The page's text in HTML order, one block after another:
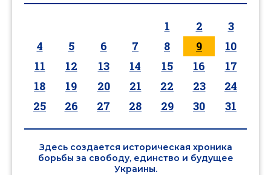
1 2
3
4
5 6 7 8 9
10
11
12 13 14 15 16
17
18
19 20 21 22 23
24
25
26 27 28 29 30 31
Здесь создается историческая хроника
борьбы за свободу, единство и будущее
Украины.